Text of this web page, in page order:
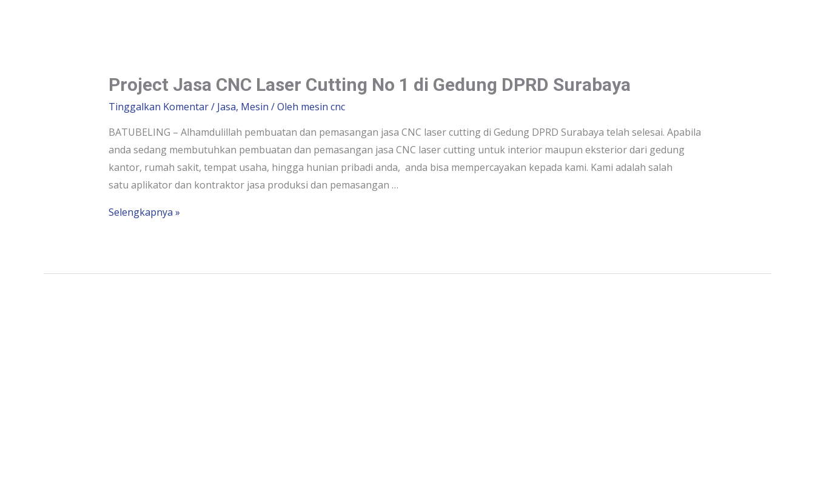
Project Jasa CNC Laser Cutting No 1 di Gedung DPRD Surabaya
Tinggalkan Komentar/ Jasa, Mesin / Oleh mesin cnc
BATUBELING – Alhamdulillah pembuatan dan pemasangan jasa CNC laser cutting di Gedung DPRD Surabaya telah selesai. Apabila
anda sedang membutuhkan pembuatan dan pemasangan jasa CNC laser cutting untuk interior maupun eksterior dari gedung
kantor, rumah sakit, tempat usaha, hingga hunian pribadi anda, anda bisa mempercayakan kepada kami. Kami adalah salah
satu aplikator dan kontraktor jasa produksi dan pemasangan …
Selengkapnya »